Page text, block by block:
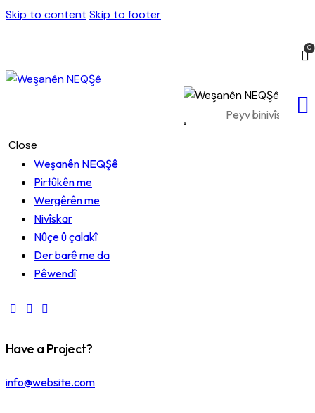
Skip to content Skip to footer
0
Close
Weşanên NEQŞê
Pirtûkên me
Wergêrên me
Nivîskar
Nûçe û çalakî
Der barê me da
Pêwendî
Have a Project?
info@website.com